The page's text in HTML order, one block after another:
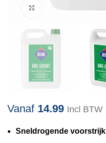
Vanaf 14.99 Incl BTW
Sneldrogende voorstrijk